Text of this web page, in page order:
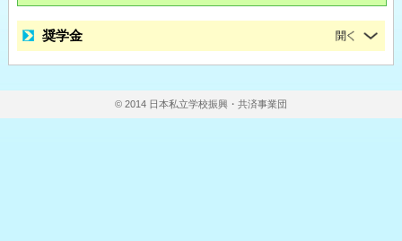
奨学金
© 2014 日本私立学校振興・共済事業団